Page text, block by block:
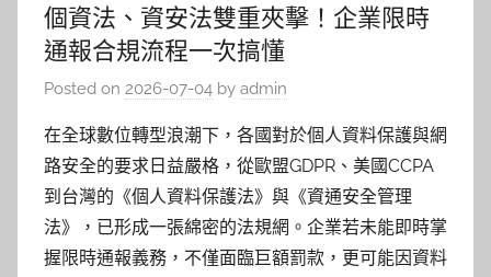
個資法、資安法雙重夾擊！企業限時
通報合規流程一次搞懂
Posted on 2026-07-04 by admin
在全球數位轉型浪潮下，各國對於個人資料保護與網
路安全的要求日益嚴格，從歐盟GDPR、美國CCPA
到台灣的《個人資料保護法》與《資通安全管理
法》，已形成一張綿密的法規網。企業若未能即時掌
握限時通報義務，不僅面臨巨額罰款，更可能因資料